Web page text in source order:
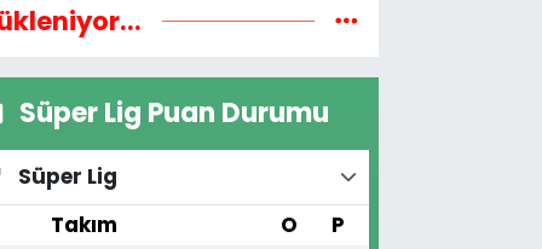
Süper Lig Puan Durumu
Süper Lig
Takım O P